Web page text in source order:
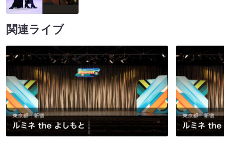
関連ライブ